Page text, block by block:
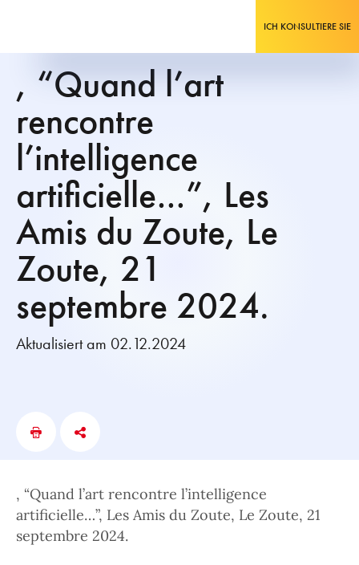
ICH KONSULTIERE SIE
, “Quand l’art
rencontre
l’intelligence
artificielle…”, Les
Amis du Zoute, Le
Zoute, 21
septembre 2024.
Aktualisiert am 02.12.2024
, “Quand l’art rencontre l’intelligence
artificielle…”, Les Amis du Zoute, Le Zoute, 21
septembre 2024.